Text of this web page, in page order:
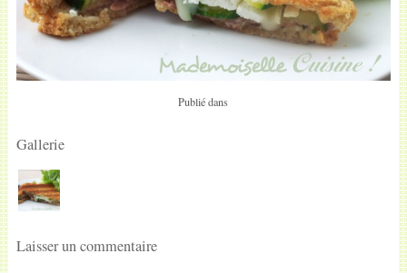
Publié dans
Gallerie
Laisser un commentaire